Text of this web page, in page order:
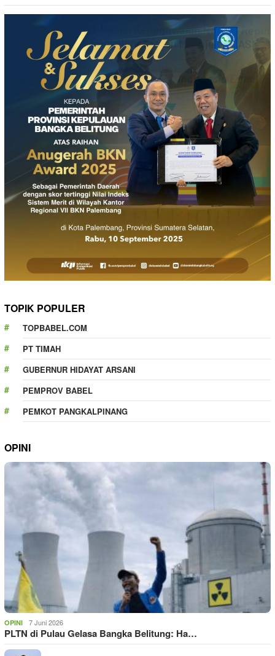
TOPIK POPULER
TOPBABEL.COM
PT TIMAH
GUBERNUR HIDAYAT ARSANI
PEMPROV BABEL
PEMKOT PANGKALPINANG
OPINI
OPINI 7 Juni 2026
PLTN di Pulau Gelasa Bangka Belitung: Ha…